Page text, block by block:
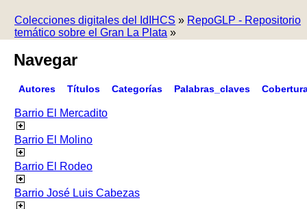
Colecciones digitales del IdIHCS » RepoGLP - Repositorio
temático sobre el Gran La Plata »
Navegar
Autores Títulos Categorías Palabras_claves
Barrio El Mercadito
Barrio El Molino
Barrio El Rodeo
Barrio José Luis Cabezas